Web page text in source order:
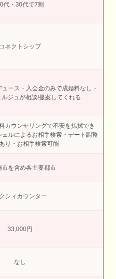
代・30代で7割
コネクトシップ
ース・入会金のみで成婚料なし・
ジュが相談/提案してくれる
カウンセリングで不安を払拭でき
ルによるお相手検索・デート調整
り・お相手検索可能
市を含め各主要都市
シィカウンター
33,000円
なし